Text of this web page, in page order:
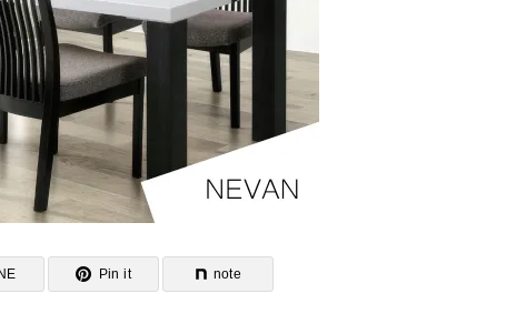
Pin it note